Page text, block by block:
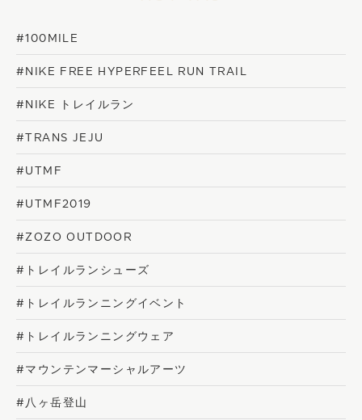
#100MILE
#NIKE FREE HYPERFEEL RUN TRAIL
#NIKE トレイルラン
#TRANS JEJU
#UTMF
#UTMF2019
#ZOZO OUTDOOR
#トレイルランシューズ
#トレイルランニングイベント
#トレイルランニングウェア
#マウンテンマーシャルアーツ
#八ヶ岳登山